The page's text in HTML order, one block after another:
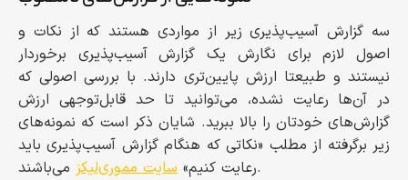
سه گزارش آسیب‌پذیری زیر از مواردی هستند که از نکات و
اصول لازم برای نگارش یک گزارش آسیب‌پذیری برخوردار
نیستند و طبیعتا ارزش پایین‌تری دارند. با بررسی اصولی که
در آن‌‌ها رعایت نشده، می‌توانید تا حد قابل‌توجهی ارزش
گزارش‌های خودتان را بالا ببرید. شایان ذکر است که نمونه‌های
زیر برگرفته از مطلب «نکاتی که هنگام گزارش آسیب‌پذیری باید
رعایت کنیم» سایت مموری‌‌لیکز می‌باشند.